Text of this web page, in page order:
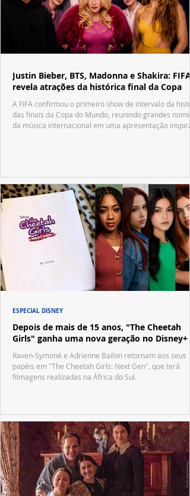
Justin Bieber, BTS, Madonna e Shakira: FIFA
revela atrações da histórica final da Copa
A FIFA confirmou o primeiro show de intervalo da
das finais da Copa do Mundo, reunindo grandes nomes
da música internacional em uma apresentação
Depois de mais de 15 anos, "The Cheetah
Girls" ganha uma nova geração no Disney+
Raven-Symoné e Adrienne Bailon retornam aos seus
papéis em "The Cheetah Girls: Next Gen", que terá
filmagens realizadas na África do Sul.
ESPECIAL DISNEY